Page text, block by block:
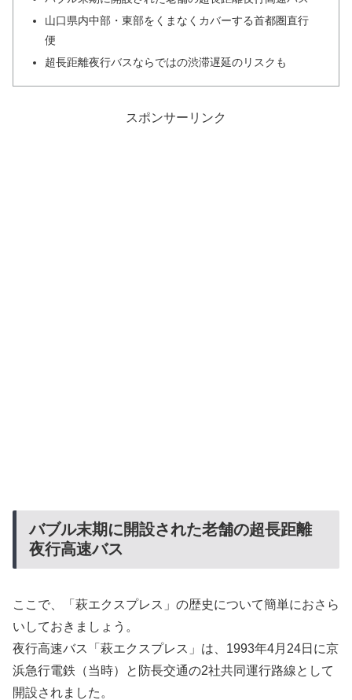
山口県内中部・東部をくまなくカバーする首都圏直行
便
超長距離夜行バスならではの渋滞遅延のリスクも
スポンサーリンク
バブル末期に開設された老舗の超長距離
夜行高速バス
ここで、「萩エクスプレス」の歴史について簡単におさら
いしておきましょう。
夜行高速バス「萩エクスプレス」は、1993年4月24日に京
浜急行電鉄（当時）と防長交通の2社共同運行路線として
開設されました。